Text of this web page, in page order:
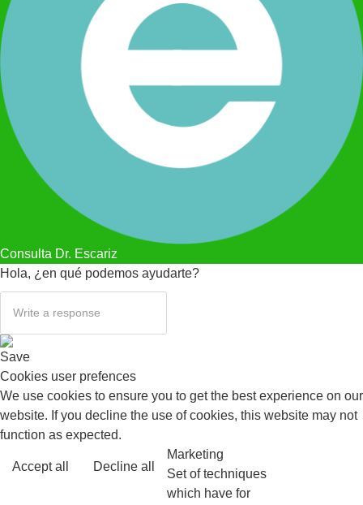
Consulta Dr. Escariz
Hola, ¿en qué podemos ayudarte?
Save
Cookies user prefences
We use cookies to ensure you to get the best experience on our
website. If you decline the use of cookies, this website may not
function as expected.
Accept all Decline all
Marketing
Set of techniques
which have for